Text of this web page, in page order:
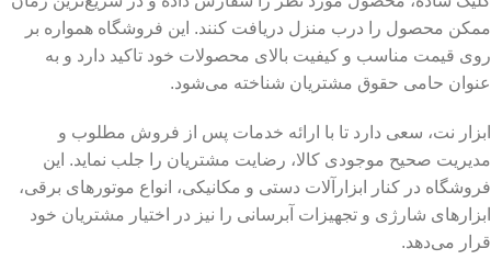
ممکن محصول را درب منزل دریافت کنند. این فروشگاه همواره بر
روی قیمت مناسب و کیفیت بالای محصولات خود تاکید دارد و به
عنوان حامی حقوق مشتریان شناخته می‌شود.
ابزار نت، سعی دارد تا با ارائه خدمات پس از فروش مطلوب و
مدیریت صحیح موجودی کالا، رضایت مشتریان را جلب نماید. این
فروشگاه در کنار ابزارآلات دستی و مکانیکی، انواع موتورهای برقی،
ابزارهای شارژی و تجهیزات آبرسانی را نیز در اختیار مشتریان خود
قرار می‌دهد.